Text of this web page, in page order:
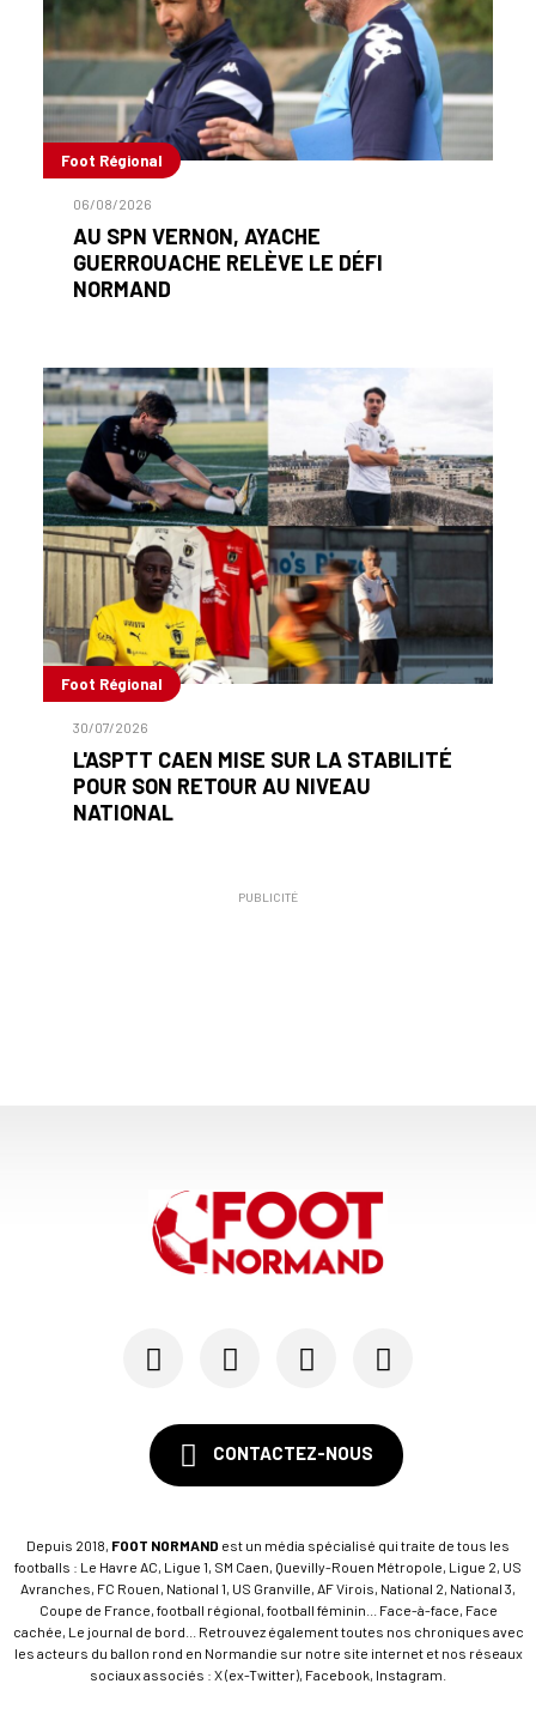
Foot Régional
06/08/2026
AU SPN VERNON, AYACHE
GUERROUACHE RELÈVE LE DÉFI
NORMAND
Foot Régional
30/07/2026
L'ASPTT CAEN MISE SUR LA STABILITÉ
POUR SON RETOUR AU NIVEAU
NATIONAL
PUBLICITÉ
CONTACTEZ-NOUS
Depuis 2018, FOOT NORMAND est un média spécialisé qui traite de tous les
footballs : Le Havre AC, Ligue 1, SM Caen, Quevilly-Rouen Métropole, Ligue 2, US
Avranches, FC Rouen, National 1, US Granville, AF Virois, National 2, National 3,
Coupe de France, football régional, football féminin... Face-à-face, Face
cachée, Le journal de bord... Retrouvez également toutes nos chroniques avec
les acteurs du ballon rond en Normandie sur notre site internet et nos réseaux
sociaux associés : X (ex-Twitter), Facebook, Instagram.